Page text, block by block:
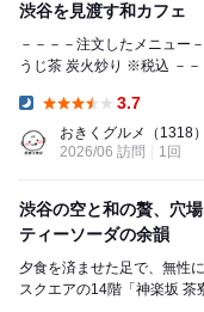
渋谷を見渡す和カフェ
－－－－注文したメニュー－－－ ◎濃い抹茶のチーズタルト
うじ茶 炭火炒り ※税込 －－－－－－－－－－－－－－－ 渋谷駅のスクラ
3.7
おきくグルメ
（1318）
2026/06 訪問
1回
渋谷の空と和の贅、穴
ティーソーダの余韻
夕食を済ませた足で、無性
スクエアの14階「神楽坂 茶